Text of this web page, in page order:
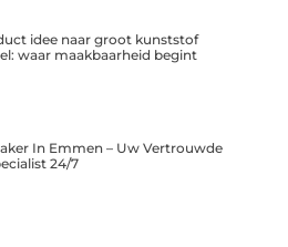
idee naar groot kunststof
waar maakbaarheid begint
In Emmen – Uw Vertrouwde
24/7